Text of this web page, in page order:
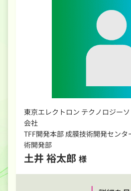
東京エレクトロン テクノロジー
会社
TFF開発本部 成膜技術開発セン
術開発部
土井 裕太郎 様